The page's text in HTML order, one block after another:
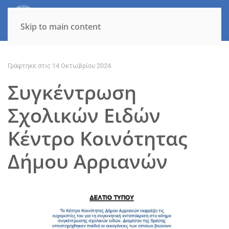
Skip to main content
Γράφτηκε στις 14 Οκτωβρίου 2024.
Συγκέντρωση
Σχολικών Ειδών
Κέντρο Κοινότητας
Δήμου Αρριανών